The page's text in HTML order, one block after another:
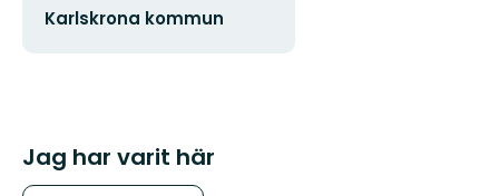
postadress
Karlskrona kommun
Jag har varit här